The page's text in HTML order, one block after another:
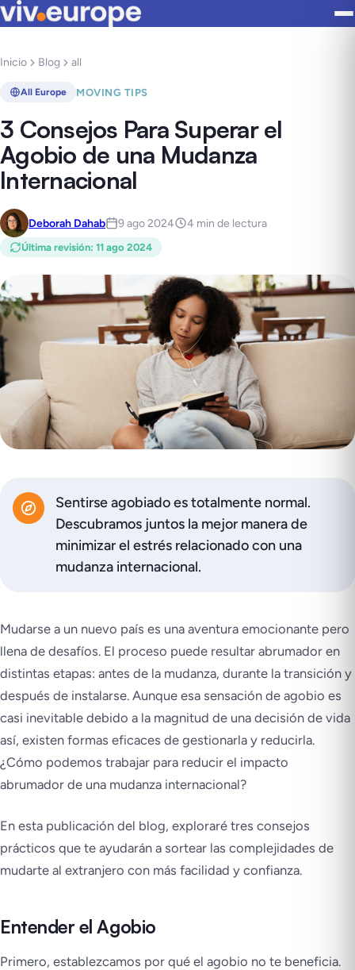
Inicio Blog all
All Europe MOVING TIPS
3 Consejos Para Superar el
Agobio de una Mudanza
Internacional
Deborah Dahab 9 ago 2024 4 min de lectura
Última revisión: 11 ago 2024
Sentirse agobiado es totalmente normal.
Descubramos juntos la mejor manera de
minimizar el estrés relacionado con una
mudanza internacional.
Mudarse a un nuevo país es una aventura emocionante pero
llena de desafíos. El proceso puede resultar abrumador en
distintas etapas: antes de la mudanza, durante la transición y
después de instalarse. Aunque esa sensación de agobio es
casi inevitable debido a la magnitud de una decisión de vida
así, existen formas eficaces de gestionarla y reducirla.
¿Cómo podemos trabajar para reducir el impacto
abrumador de una mudanza internacional?
En esta publicación del blog, exploraré tres consejos
prácticos que te ayudarán a sortear las complejidades de
mudarte al extranjero con más facilidad y confianza.
Entender el Agobio
Primero, establezcamos por qué el agobio no te beneficia.